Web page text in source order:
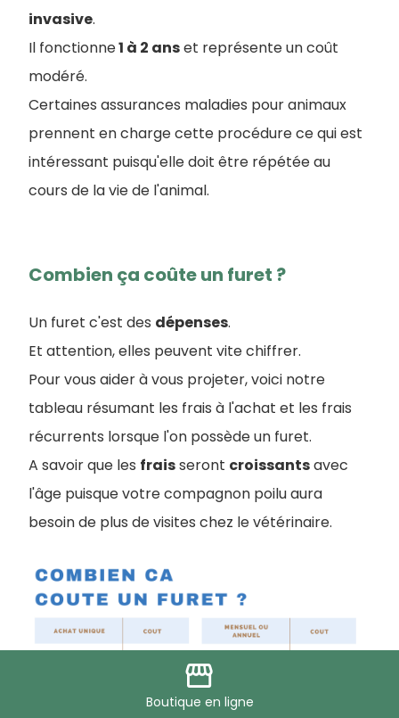
invasive.
Il fonctionne1 à 2 anset représente un coût
modéré.
Certaines assurances maladies pour animaux
prennent en charge cette procédure ce qui est
intéressant puisqu'elle doit être répétée au
cours de la vie de l'animal.
Combien ça coûte un furet ?
Un furet c'est des dépenses.
Et attention, elles peuvent vite chiffrer.
Pour vous aider à vous projeter, voici notre
tableau résumant les frais à l'achat et les frais
récurrents lorsque l'on possède un furet.
A savoir que les fraisseront croissantsavec
l'âge puisque votre compagnon poilu aura
besoin de plus de visites chez le vétérinaire.
storefront
Boutique en ligne